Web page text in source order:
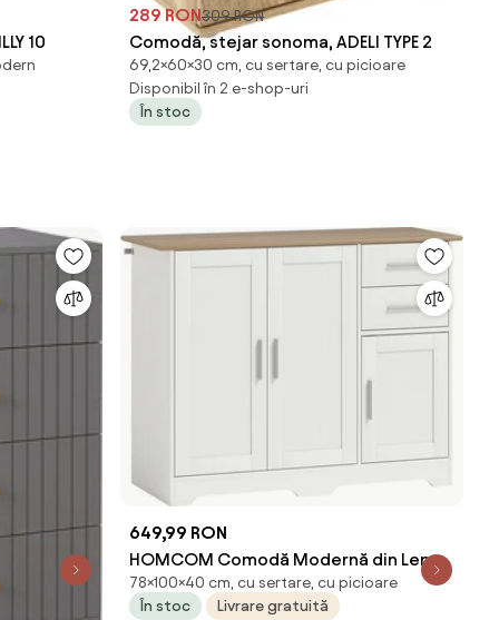
10
289 RON309 RON
Comodă, stejar sonoma, ADELI TYPE 2
69,2×60×30 cm, cu sertare, cu picioare
Disponibil în 2 e-shop-uri
În stoc
649,99 RON
HOMCOM Comodă Modernă din Lemn
cu 2 Sertare și 2 Dulapuri, 100x40x78
cm, Alb și Culoare Lemn | Aosom
78×100×40 cm, cu sertare, cu picioare
În stoc
Livrare gratuită